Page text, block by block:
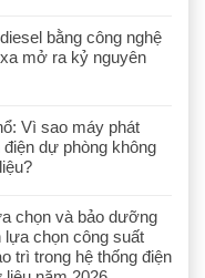
bằng công nghệ
mở ra kỷ nguyên
Vì sao máy phát
dự phòng không
chọn và bảo dưỡng
lựa chọn công suất
trì trong hệ thống điện